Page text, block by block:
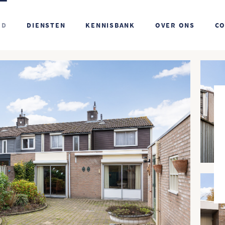
DIENSTEN KENNISBANK OVER ONS